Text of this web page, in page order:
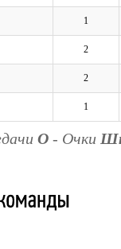
1
2
2
1
О - Очки